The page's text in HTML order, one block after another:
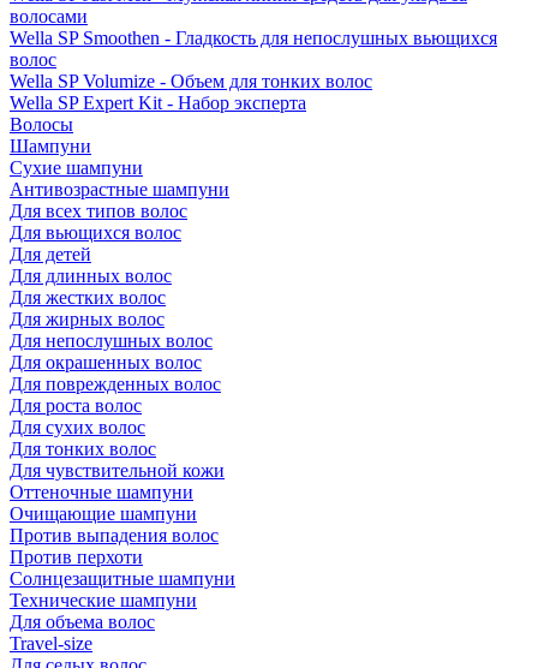
волосами
Wella SP Smoothen - Гладкость для непослушных вьющихся
волос
Wella SP Volumize - Объем для тонких волос
Wella SP Expert Kit - Набор эксперта
Волосы
Шампуни
Сухие шампуни
Антивозрастные шампуни
Для всех типов волос
Для вьющихся волос
Для детей
Для длинных волос
Для жестких волос
Для жирных волос
Для непослушных волос
Для окрашенных волос
Для поврежденных волос
Для роста волос
Для сухих волос
Для тонких волос
Для чувствительной кожи
Оттеночные шампуни
Очищающие шампуни
Против выпадения волос
Против перхоти
Солнцезащитные шампуни
Технические шампуни
Для объема волос
Travel-size